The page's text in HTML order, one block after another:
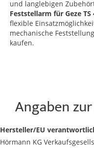
und langlebigen
Feststellarm für Geze TS
flexible
mechanische
kaufen.
Angaben
Hersteller/EU
Hörmann KG